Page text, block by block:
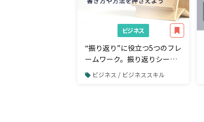
ビジネス
“振り返り”に役立つ5つのフレ
ームワーク。振り返りシート
の書き方や方法を押さえよう
ビジネス / ビジネススキル